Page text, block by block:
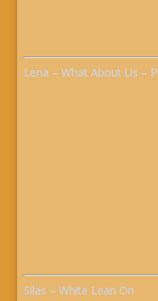
Lena – What About Us –
Silas – White Lean On